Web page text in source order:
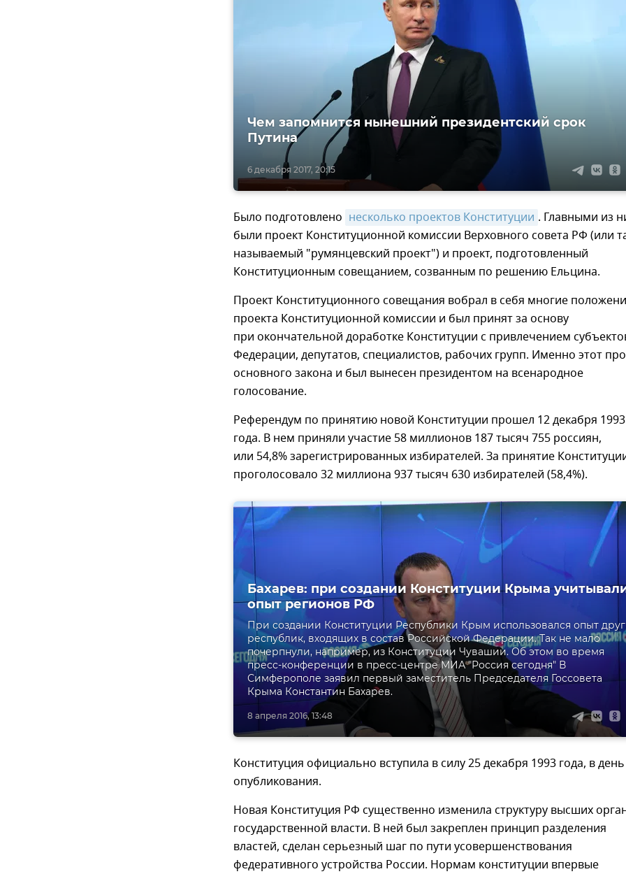
6 декабря 2017, 20:15
Чем запомнится нынешний президентский срок
Путина
Было подготовлено несколько проектов Конституции . Главными из
были проект Конституционной комиссии Верховного совета РФ (или
называемый "румянцевский проект") и проект, подготовленный
Конституционным совещанием, созванным по решению Ельцина.
Проект Конституционного совещания вобрал в себя многие
проекта Конституционной комиссии и был принят за основу
при окончательной доработке Конституции с привлечением
Федерации, депутатов, специалистов, рабочих групп. Именно этот
основного закона и был вынесен президентом на всенародное
голосование.
Референдум по принятию новой Конституции прошел 12 декабря 1993
года. В нем приняли участие 58 миллионов 187 тысяч 755 россиян,
или 54,8% зарегистрированных избирателей. За принятие
проголосовало 32 миллиона 937 тысяч 630 избирателей (58,4%).
8 апреля 2016, 13:48
Бахарев: при создании Конституции Крыма
опыт регионов РФ
При создании Конституции Республики Крым использовался опыт
республик, входящих в состав Российской Федерации. Так не мало
почерпнули, например, из Конституции Чувашии. Об этом во время
пресс-конференции в пресс-центре МИА "Россия сегодня" В
Симферополе заявил первый заместитель Председателя Госсовета
Крыма Константин Бахарев.
Конституция официально вступила в силу 25 декабря 1993 года, в
опубликования.
Новая Конституция РФ существенно изменила структуру высших
государственной власти. В ней был закреплен принцип разделения
властей, сделан серьезный шаг по пути усовершенствования
федеративного устройства России. Нормам конституции впервые